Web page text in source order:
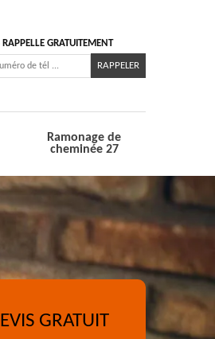
GRATUITEMENT
Ramonage de
cheminée 27
GRATUIT